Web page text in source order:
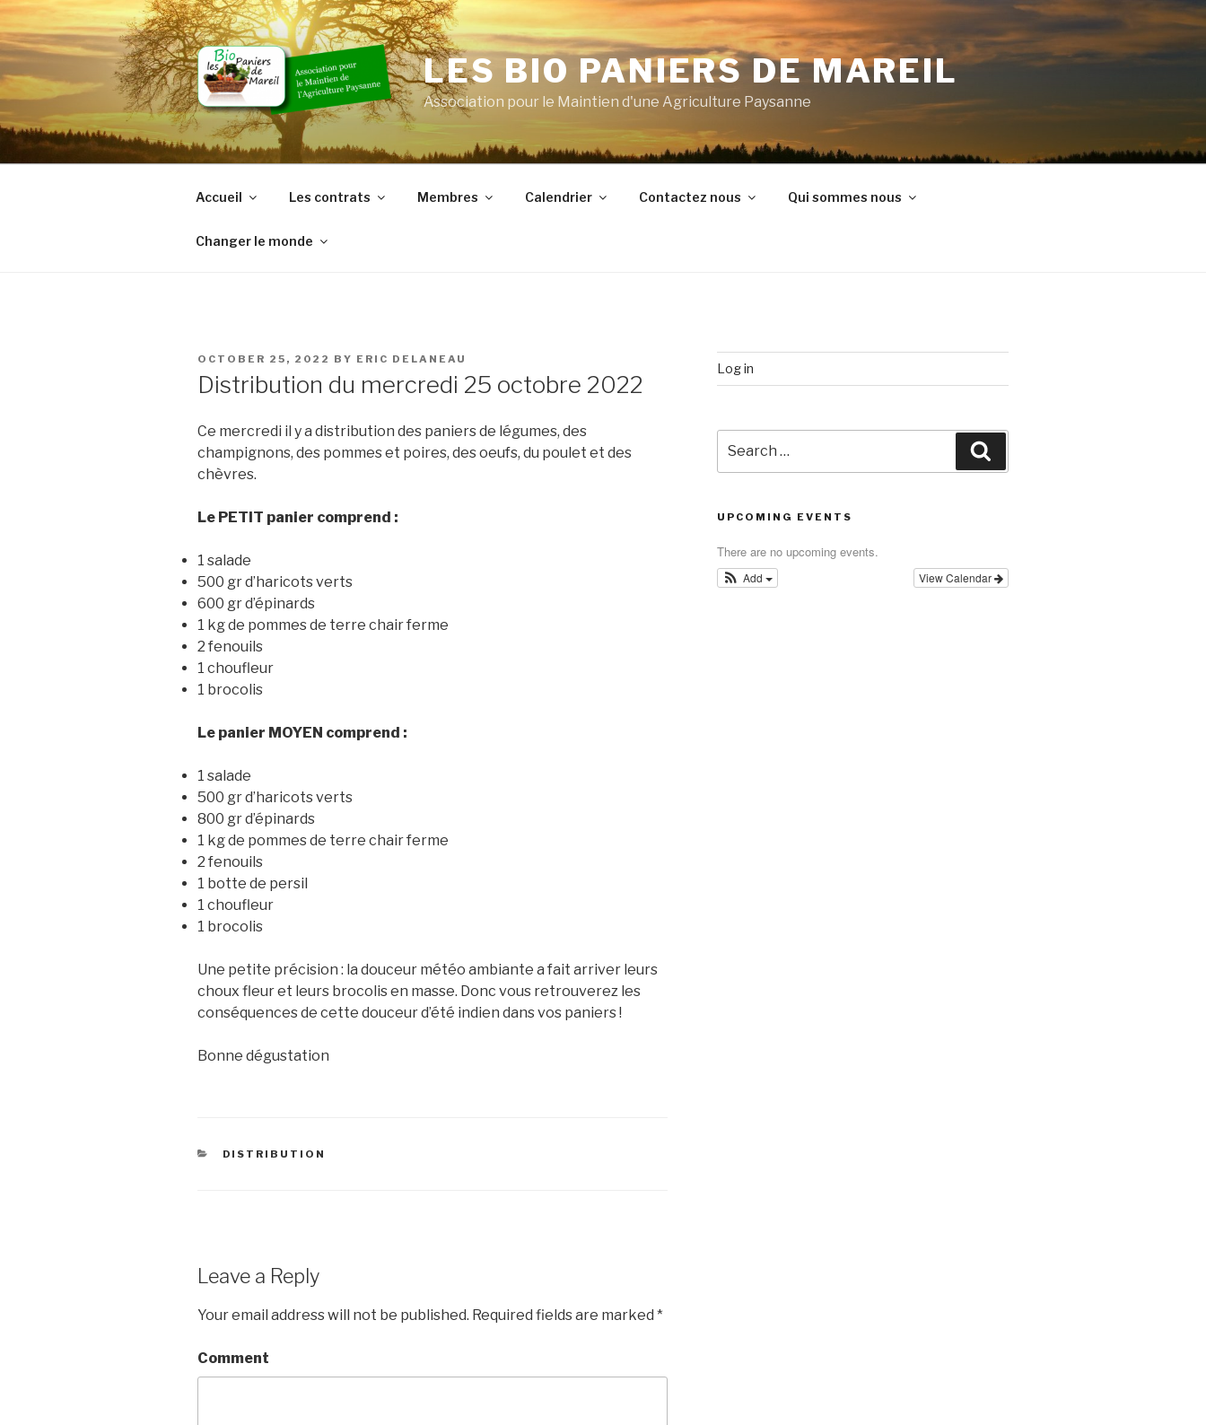
Skip
to
content
LES BIO PANIERS DE MAREIL
Association pour le Maintien d'une Agriculture Paysanne
Accueil Les contrats Membres Calendrier Contactez nous Qui sommes nous
Changer le monde
POSTED
OCTOBER 25, 2022 BY ERIC DELANEAU
Distribution du mercredi 25 octobre 2022
Ce mercredi il y a distribution des paniers de légumes, des
champignons, des pommes et poires, des oeufs, du poulet et des
chèvres.
Le PETIT panier comprend :
1 salade
500 gr d’haricots verts
600 gr d’épinards
1 kg de pommes de terre chair ferme
2 fenouils
1 choufleur
1 brocolis
Le panier MOYEN comprend :
1 salade
500 gr d’haricots verts
800 gr d’épinards
1 kg de pommes de terre chair ferme
2 fenouils
1 botte de persil
1 choufleur
1 brocolis
Une petite précision : la douceur météo ambiante a fait arriver leurs
choux fleur et leurs brocolis en masse. Donc vous retrouverez les
conséquences de cette douceur d’été indien dans vos paniers !
Bonne dégustation
CATEGORIES
DISTRIBUTION
Leave a Reply
Your email address will not be published. Required fields are marked *
Comment
Log in
for:
UPCOMING EVENTS
There are no upcoming events.
View Calendar
Add